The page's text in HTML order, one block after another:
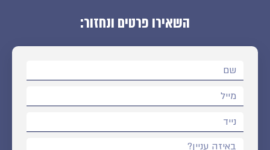
השאירו פרטים ונחזור: